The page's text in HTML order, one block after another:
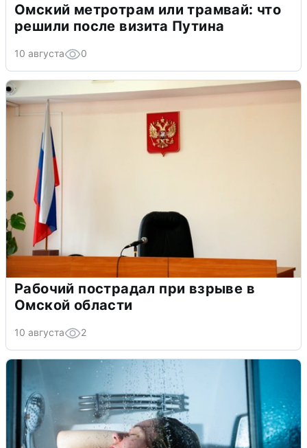
Омский метротрам или трамвай: что
решили после визита Путина
10 августа 0
Рабочий пострадал при взрыве в
Омской области
10 августа 2